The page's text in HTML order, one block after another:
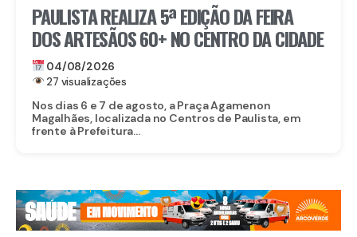
PAULISTA REALIZA 5ª EDIÇÃO DA FEIRA
DOS ARTESÃOS 60+ NO CENTRO DA CIDADE
04/08/2026
27 visualizações
Nos dias 6 e 7 de agosto, a Praça Agamenon
Magalhães, localizada no Centros de Paulista, em
frente à Prefeitura...